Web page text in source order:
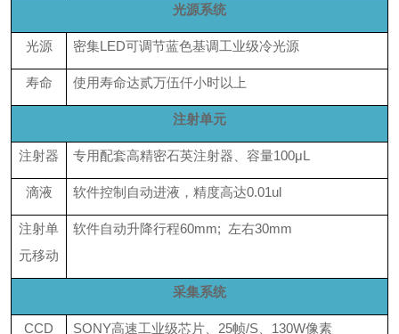
光源系统
光源 密集LED可调节蓝色基调工业级冷光源
寿命 使用寿命达贰万伍仟小时以上
注射单元
注射器 专用配套高精密石英注射器、容量100μL
滴液 软件控制自动进液，精度高达0.01ul
注射单
元移动
软件自动升降行程60mm; 左右30mm
采集系统
CCD SONY高速工业级芯片、25帧/S、130W像素